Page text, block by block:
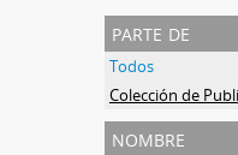
parte de
Todos
nombre